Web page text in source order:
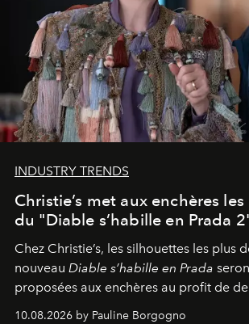
INDUSTRY TRENDS
Christie’s met aux enchères
du "Diable s’habille en Prada
Chez Christie’s, les silhouettes les plus
nouveau Diable s’habille en Prada
proposées aux enchères au profit de
engagées pour la presse et la mode.
10.08.2026 by Pauline Borgogno